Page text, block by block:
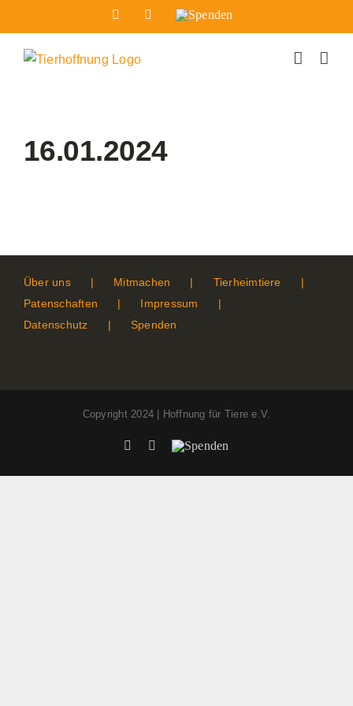
Inhalt
springen
FacebookInstagram
Spenden
16.01.2024
Über uns Mitmachen
Tierheimtiere
Patenschaften
Impressum
Datenschutz
Spenden
Copyright 2024 | Hoffnung für Tiere e.V.
FacebookInstagram
Spenden